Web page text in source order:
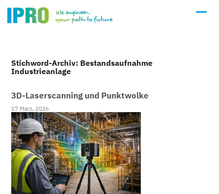
Stichword-Archiv: Bestandsaufnahme
Industrieanlage
3D-Laserscanning und Punktwolke
17 März, 2026